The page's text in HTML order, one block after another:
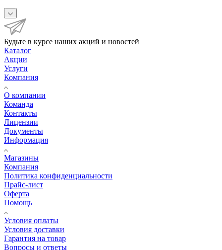
Будьте в курсе наших акций и новостей
Каталог
Акции
Услуги
Компания
О компании
Команда
Контакты
Лицензии
Документы
Информация
Магазины
Компания
Политика конфиденциальности
Прайс-лист
Оферта
Помощь
Условия оплаты
Условия доставки
Гарантия на товар
Вопросы и ответы